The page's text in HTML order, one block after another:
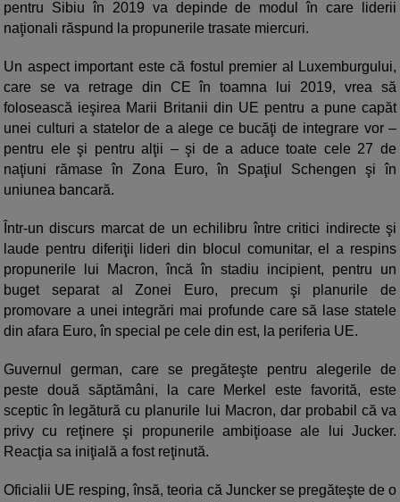
pentru Sibiu în 2019 va depinde de modul în care liderii
naţionali răspund la propunerile trasate miercuri.
Un aspect important este că fostul premier al Luxemburgului,
care se va retrage din CE în toamna lui 2019, vrea să
folosească ieşirea Marii Britanii din UE pentru a pune capăt
unei culturi a statelor de a alege ce bucăţi de integrare vor –
pentru ele şi pentru alţii – şi de a aduce toate cele 27 de
naţiuni rămase în Zona Euro, în Spaţiul Schengen şi în
uniunea bancară.
Într-un discurs marcat de un echilibru între critici indirecte şi
laude pentru diferiţii lideri din blocul comunitar, el a respins
propunerile lui Macron, încă în stadiu incipient, pentru un
buget separat al Zonei Euro, precum şi planurile de
promovare a unei integrări mai profunde care să lase statele
din afara Euro, în special pe cele din est, la periferia UE.
Guvernul german, care se pregăteşte pentru alegerile de
peste două săptămâni, la care Merkel este favorită, este
sceptic în legătură cu planurile lui Macron, dar probabil că va
privy cu reţinere şi propunerile ambiţioase ale lui Jucker.
Reacţia sa iniţială a fost reţinută.
Oficialii UE resping, însă, teoria că Juncker se pregăteşte de o